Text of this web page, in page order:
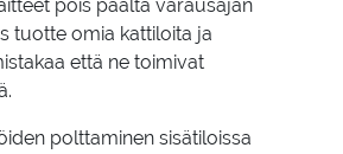
pois päältä varausajan
tuotte omia kattiloita ja
että ne toimivat
polttaminen sisätiloissa